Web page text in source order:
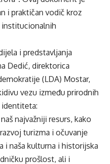
i praktičan vodič kroz
i predstavljanja
Dedić, direktorica
(LDA) Mostar,
vezu između prirodnih
najvažniji resurs, kako
turizma i očuvanje
i naša kulturna i historijska
prošlost, ali i